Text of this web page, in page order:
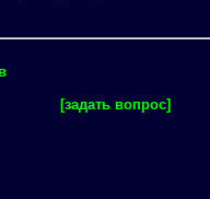
[задать вопрос]